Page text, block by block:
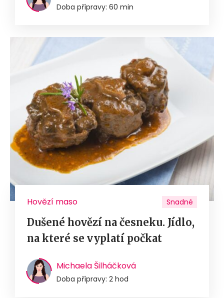
Doba přípravy: 60 min
Hovězí maso Snadné
Dušené hovězí na česneku. Jídlo,
na které se vyplatí počkat
Michaela Šilháčková
Doba přípravy: 2 hod